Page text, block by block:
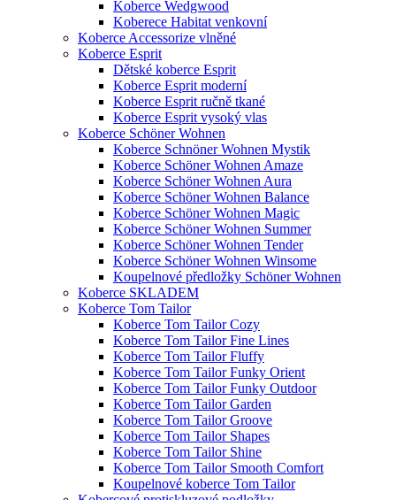
Koberce Wedgwood
Koberece Habitat venkovní
Koberce Accessorize vlněné
Koberce Esprit
Dětské koberce Esprit
Koberce Esprit moderní
Koberce Esprit ručně tkané
Koberce Esprit vysoký vlas
Koberce Schöner Wohnen
Koberce Schnöner Wohnen Mystik
Koberce Schöner Wohnen Amaze
Koberce Schöner Wohnen Aura
Koberce Schöner Wohnen Balance
Koberce Schöner Wohnen Magic
Koberce Schöner Wohnen Summer
Koberce Schöner Wohnen Tender
Koberce Schöner Wohnen Winsome
Koupelnové předložky Schöner Wohnen
Koberce SKLADEM
Koberce Tom Tailor
Koberce Tom Tailor Cozy
Koberce Tom Tailor Fine Lines
Koberce Tom Tailor Fluffy
Koberce Tom Tailor Funky Orient
Koberce Tom Tailor Funky Outdoor
Koberce Tom Tailor Garden
Koberce Tom Tailor Groove
Koberce Tom Tailor Shapes
Koberce Tom Tailor Shine
Koberce Tom Tailor Smooth Comfort
Koupelnové koberce Tom Tailor